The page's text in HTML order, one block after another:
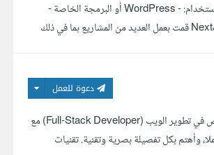
مطور واجهات أمامية (Front-end developer) لدي خبرة أكثر من 3أعوام و عشرين مشروعا في هذا المجال باستخدام: - WordPress أو البرمجة الخاصة -
NextJs - ReactJs - Redux - html - css - JavaScript - Sass - Tailwindcss - Bootstrap - Git - Github قمت بعمل العديد من المشاريع بما في ذلك
دعوة للعمل
تبحث عن موقع يجذب الزائر عند أول نظرة، ويزيد من معدل التحويل هذا تخصصي. أنا مهندس برمجيات متخصص في تطوير الويب (Full-Stack Developer) مع
وأهتم بكل تفصيلة بصرية وتقنية. تقنيات